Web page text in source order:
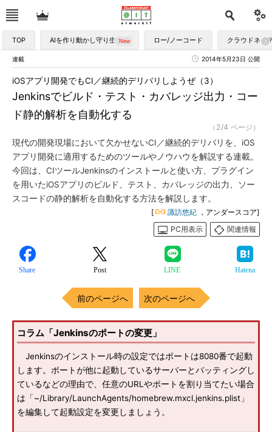
TOP AIを作り動かし守り生かす ロー/ノーコード クラウドネイ
連載 2014年5月23日 公開
Jenkinsでビルド・テスト・カバレッジ出力・コー
ド静的解析を自動化する
iOSアプリ開発でもCI／継続的デリバリしようぜ（3）
（2/4 ページ）
現代の開発現場において欠かせないCI／継続的デリバリを、iOS
アプリ開発に適用するためのツールやノウハウを解説する連載。
今回は、CIツールJenkinsのインストールと使い方、プラグイン
を用いたiOSアプリのビルド、テスト、カバレッジの出力、ソー
スコードの静的解析を自動化する方法を解説します。
[ 諏訪悠紀 ，アンダースコア]
PC用表示
関連情報
Share Post LINE Hatena
前のページへ 次のページへ
コラム「Jenkinsのポートの変更」
Jenkinsのインストール時の設定ではポートは8080番で起動
します。ポートが他に起動しているサーバーとバッティングし
ているなどの理由で、任意のURLやポートを割り当てたい場合
は「~/Library/LaunchAgents/homebrew.mxcl.jenkins.plist」
を編集して起動設定を変更しましょう。